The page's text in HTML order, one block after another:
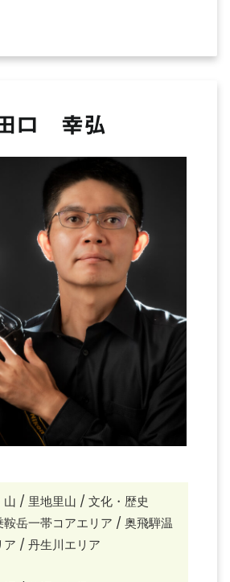
口 幸弘
山 / 里地里山 / 文化・歴史
岳一帯コアエリア / 奥飛騨温
ア / 丹生川エリア